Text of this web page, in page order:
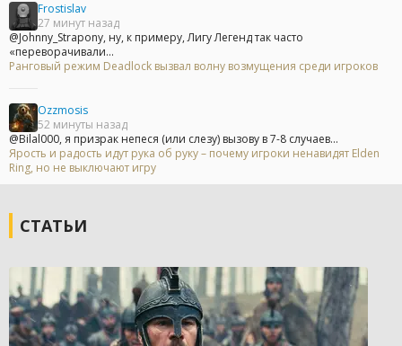
Frostislav
27 минут назад
@Johnny_Strapony, ну, к примеру, Лигу Легенд так часто
«переворачивали...
Ранговый режим Deadlock вызвал волну возмущения среди игроков
Ozzmosis
52 минуты назад
@Bilal000, я призрак непеся (или слезу) вызову в 7-8 случаев...
Ярость и радость идут рука об руку – почему игроки ненавидят Elden
Ring, но не выключают игру
СТАТЬИ